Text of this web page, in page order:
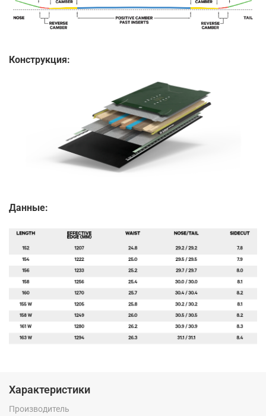
Конструкция:
Данные:
Характеристики
Производитель